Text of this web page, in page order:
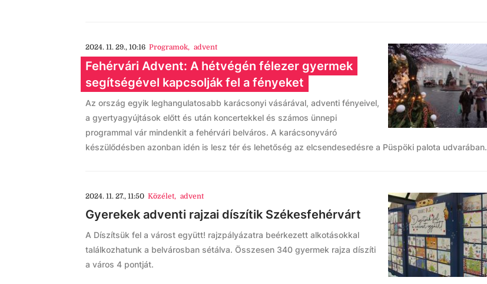
2024. 11. 29., 10:16 Programok, advent
Fehérvári Advent: A hétvégén félezer gyermek
segítségével kapcsolják fel a fényeket
Az ország egyik leghangulatosabb karácsonyi vásárával, adventi fényeivel,
a gyertyagyújtások előtt és után koncertekkel és számos ünnepi
programmal vár mindenkit a fehérvári belváros. A karácsonyváró
készülődésben azonban idén is lesz tér és lehetőség az elcsendesedésre a Püspöki palota udvarában.
2024. 11. 27., 11:50 Közélet, advent
Gyerekek adventi rajzai díszítik Székesfehérvárt
A Díszítsük fel a várost együtt! rajzpályázatra beérkezett alkotásokkal
találkozhatunk a belvárosban sétálva. Összesen 340 gyermek rajza díszíti
a város 4 pontját.